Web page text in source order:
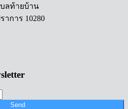
ลท้ายบ้าน
าการ 10280
Send